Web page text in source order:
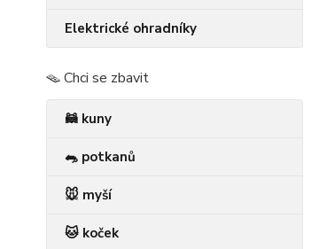
Elektrické ohradníky
🪤 Chci se zbavit
🦝 kuny
🐀 potkanů
🐭 myší
🐱 koček